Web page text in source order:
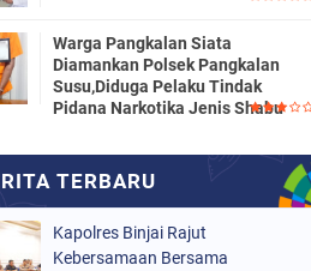
Warga Pangkalan Siata
Diamankan Polsek Pangkalan
Susu,Diduga Pelaku Tindak
Pidana Narkotika Jenis Shabu
Kapolres Binjai Rajut
Kebersamaan Bersama